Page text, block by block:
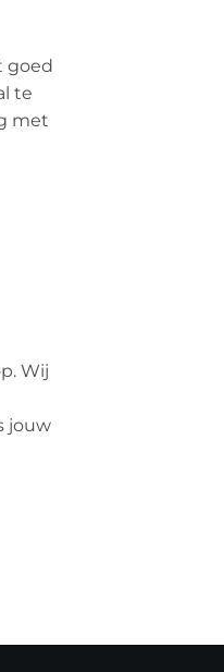
goed
te
met
Wij
jouw